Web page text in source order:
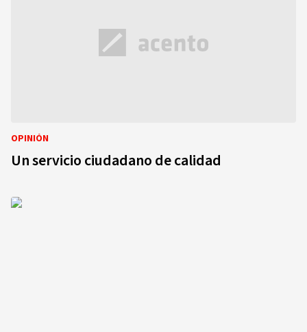
OPINIÓN
Un servicio ciudadano de calidad